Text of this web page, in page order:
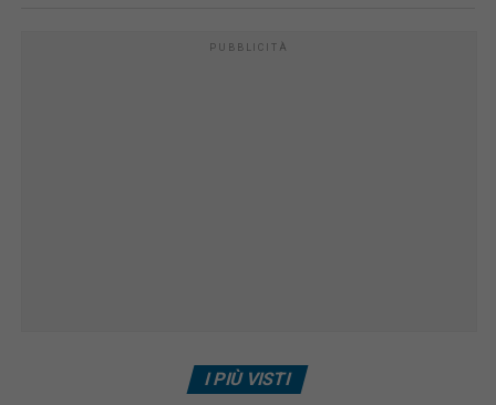
PUBBLICITÀ
I PIÙ VISTI